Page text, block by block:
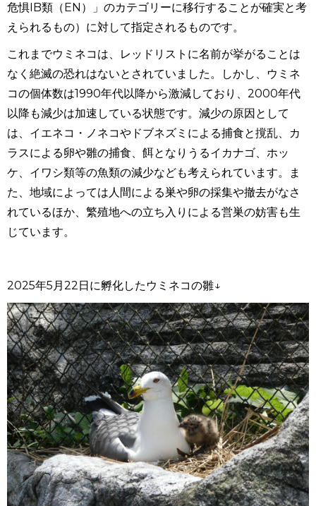
危惧 IB類（ EN ）」のカテゴリーに移行することが確実と考
えられるもの）に対して指定されるものです。
これまでウミネコは、レッドリストに名前が挙がることは
なく絶滅の恐れはないとされていました。しかし、ウミネ
コの個体数は1990年代以降から激減しており、 2000年代
以降も減少は加速している状態です。減少の原因として
は、イエネコ・ノネコやドブネズミによる捕食と撹乱、カ
ラスによる卵や雛の捕食、餌となりうるイカナゴ、ホッ
ケ、イワシ類等の魚類の減少なども考えられています。ま
た、地域によっては人間による巣や卵の採集や撤去がなさ
れているほか、繁殖地への立ち入りによる営巣の妨害も生
じています。
2025年5月 22 日に孵化したウミネコの雛↓